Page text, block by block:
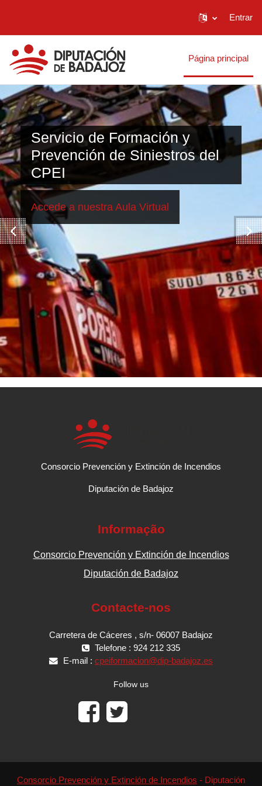
Entrar
Página principal
Servicio de Formación y
Prevención de Siniestros del
CPEI
Accede a nuestra Aula Virtual
Consorcio Prevención y Extinción de Incendios
Diputación de Badajoz
Informação
Consorcio Prevención y Extinción de Incendios
Diputación de Badajoz
Contacte-nos
Carretera de Cáceres , s/n- 06007 Badajoz
Telefone : 924 212 335
E-mail : cpeiformacion@dip-badajoz.es
Follow us
Consorcio Prevención y Extinción de Incendios - Diputación